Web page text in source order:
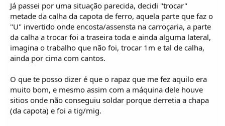
Já passei por uma situação parecida, decidi "trocar"
metade da calha da capota de ferro, aquela parte que faz o
"U" invertido onde encosta/assensta na carroçaria, a parte
da calha a trocar foi a traseira toda e ainda alguma lateral,
imagina o trabalho que não foi, trocar 1m e tal de calha,
ainda por cima com cantos.
O que te posso dizer é que o rapaz que me fez aquilo era
muito bom, e mesmo assim com a máquina dele houve
sitios onde não conseguiu soldar porque derretia a chapa
(da capota) e foi a tig/mig.